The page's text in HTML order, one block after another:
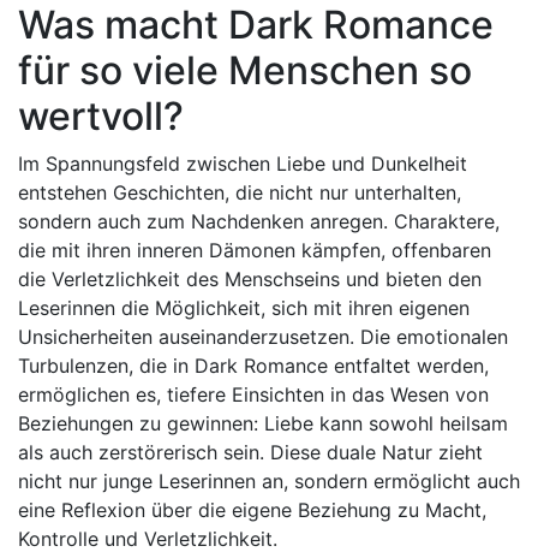
Was macht Dark Romance
für so viele Menschen so
wertvoll?
Im Spannungsfeld zwischen Liebe und Dunkelheit
entstehen Geschichten, die nicht nur unterhalten,
sondern auch zum Nachdenken anregen. Charaktere,
die mit ihren inneren Dämonen kämpfen, offenbaren
die Verletzlichkeit des Menschseins und bieten den
Leserinnen die Möglichkeit, sich mit ihren eigenen
Unsicherheiten auseinanderzusetzen. Die emotionalen
Turbulenzen, die in Dark Romance entfaltet werden,
ermöglichen es, tiefere Einsichten in das Wesen von
Beziehungen zu gewinnen: Liebe kann sowohl heilsam
als auch zerstörerisch sein. Diese duale Natur zieht
nicht nur junge Leserinnen an, sondern ermöglicht auch
eine Reflexion über die eigene Beziehung zu Macht,
Kontrolle und Verletzlichkeit.